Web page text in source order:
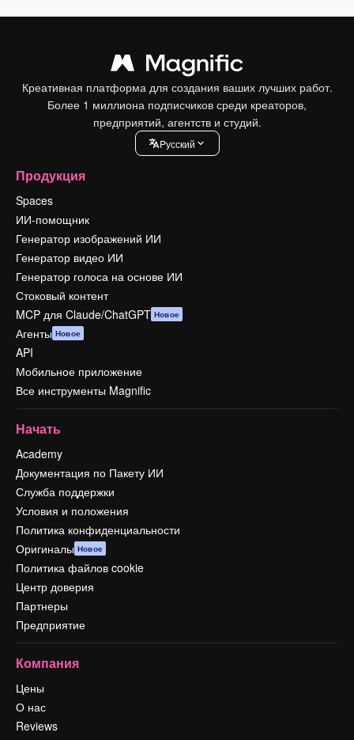
Креативная платформа для создания ваших лучших работ.
Более 1 миллиона подписчиков среди креаторов,
предприятий, агентств и студий.
Pусский
Продукция
Spaces
ИИ-помощник
Генератор изображений ИИ
Генератор видео ИИ
Генератор голоса на основе ИИ
Стоковый контент
MCP для Claude/ChatGPT Новое
Агенты Новое
API
Мобильное приложение
Все инструменты Magnific
Начать
Academy
Документация по Пакету ИИ
Служба поддержки
Условия и положения
Политика конфиденциальности
Оригиналы Новое
Политика файлов cookie
Центр доверия
Партнеры
Предприятие
Компания
Цены
О нас
Reviews